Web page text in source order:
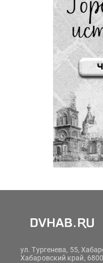
ул. Тургенева, 55,
Хабаровский край,